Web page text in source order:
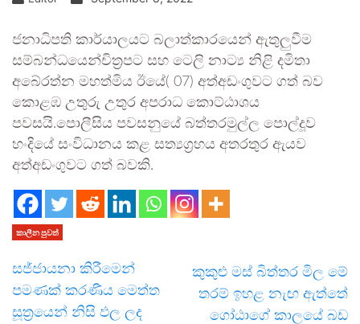
ජනාධිපති කාර්යාලයට බලාත්කාරයෙන් ඇතුලුවීම
සම්බන්ධයෙන්චිත්‍රපට සහ ටෙලි නාට්‍ය නිළි දමිතා
අබේරත්න මහත්මිය ඊයේ( 07) අත්අඩංගුවට ගත් බව
කොළඹ උතුරු උතුර අපරාධ කොට්ඨාශය
පවසයි.පොලීසිය පවසනුයේ බත්තරමුල්ල පොල්දූව
හංදියේ සංවිධානය කළ සත්‍යග්‍රහය අතරතුර ඇයව
අත්අඩංගුවට ගත් බවකි.
කාලීන පුවත්
සජ්ජායනා කිරීමෙන්
පමණක් කරණීය මෙත්ත
සූත්‍රයෙන් නිසි ඵල ලද
කුකුළු මස් බිත්තර මිල මේ
තරම් ඉහළ නැඟ ඇත්තේ
ගෝඨාගේ කාලයේ බඩ